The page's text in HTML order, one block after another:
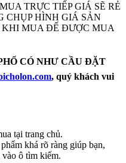
TRỰC TIẾP GIÁ SẼ RẺ
CHỤP HÌNH GIÁ SẢN
KHI MUA ĐẾ ĐƯỢC MUA
CÓ NHƯ CẦU ĐẶT
, quý khách vui
tại trang chủ.
khá rõ ràng giúp bạn,
vào ô tìm kiếm.